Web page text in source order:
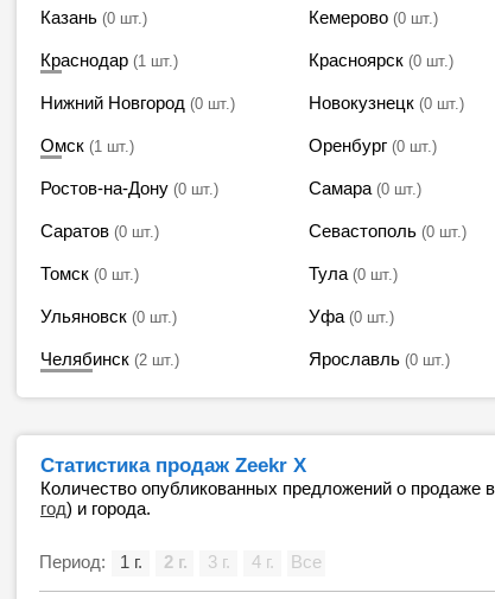
Казань (0 шт.) Кемерово (0 шт.)
Краснодар (1 шт.) Красноярск (0 шт.)
Нижний Новгород (0 шт.) Новокузнецк (0 шт.)
Омск (1 шт.) Оренбург (0 шт.)
Ростов-на-Дону (0 шт.) Самара (0 шт.)
Саратов (0 шт.) Севастополь (0 шт.)
Томск (0 шт.) Тула (0 шт.)
Ульяновск (0 шт.) Уфа (0 шт.)
Челябинск (2 шт.) Ярославль (0 шт.)
Статистика продаж Zeekr X
Количество опубликованных предложений о продаже
год) и города.
Период: 1 г. 2 г. 3 г. 4 г. Все